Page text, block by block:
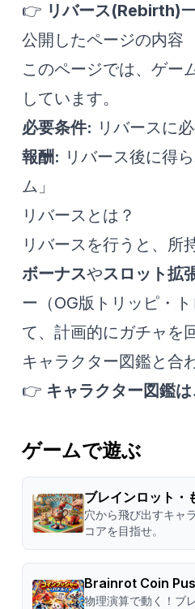
👉 リバース(Rebirth)
公開したページの内容
このページでは、ゲー
しています。
必要条件: リバースに
報酬: リバース後に得
ム」
リバースとは？
リバースを行うと、所
ボーナスやスロット拡
ー（OG版トリッピ・
て、計画的にガチャを
キャラクター図鑑と合
👉 キャラクター図鑑
ゲームで遊ぶ
ブレインロット・
穴から飛び出すキャ
コアを目指せ。
Brainrot Coin
物理演算で動く！ブ